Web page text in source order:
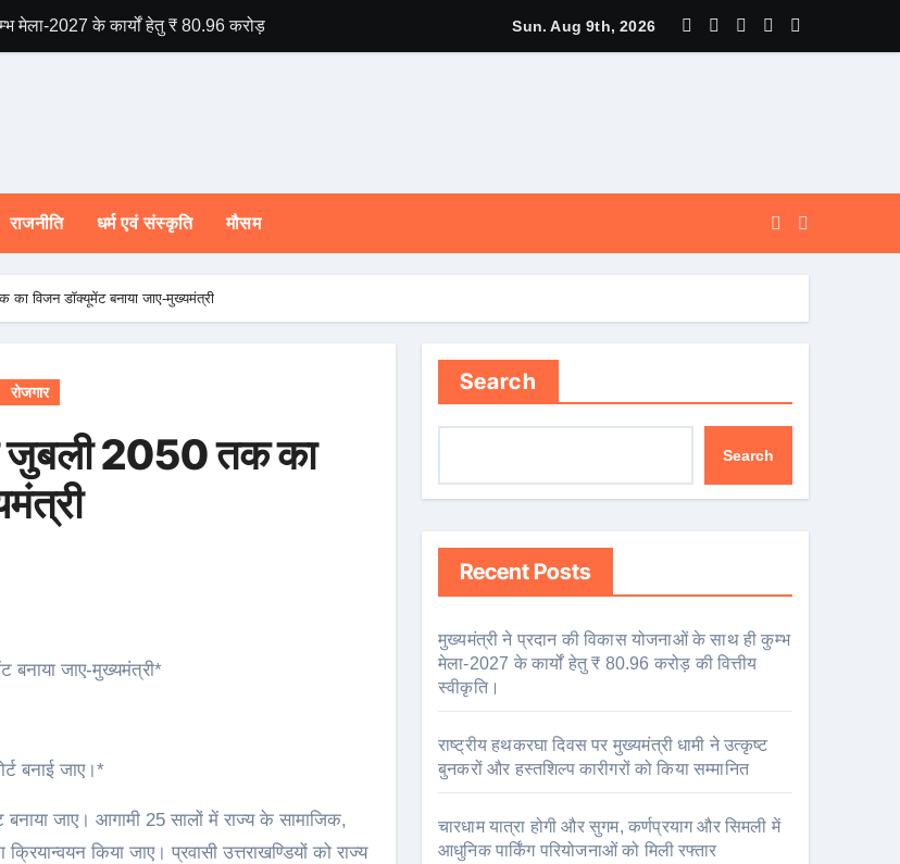
2027 के कार्यों हेतु ₹ 80.96 करोड़ की वित्तीय स्वीकृति।राष्ट्रीय हथकरघा दिवस पर मुख्यमंत्री धामी ने उत्कृष्ट बुनकरों और हस्तशिल्प कारीगरों को किया
Sun. Aug 9th, 2026
राजनीति धर्म एवं संस्कृति मौसम
का विजन डॉक्यूमेंट बनाया जाए-मुख्यमंत्री
रोजगार
जुबली 2050 तक का
बनाया जाए-मुख्यमंत्री*
बनाई जाए।*
जाए। आगामी 25 सालों में राज्य के सामाजिक,
किया जाए। प्रवासी उत्तराखण्डियों को राज्य
Search
Search
Recent Posts
मुख्यमंत्री ने प्रदान की विकास योजनाओं के साथ ही कुम्भ
मेला-2027 के कार्यों हेतु ₹ 80.96 करोड़ की वित्तीय
स्वीकृति।
राष्ट्रीय हथकरघा दिवस पर मुख्यमंत्री धामी ने उत्कृष्ट
बुनकरों और हस्तशिल्प कारीगरों को किया सम्मानित
चारधाम यात्रा होगी और सुगम, कर्णप्रयाग और सिमली में
आधुनिक पार्किंग परियोजनाओं को मिली रफ्तार